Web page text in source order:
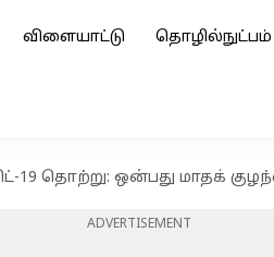
விளையாட்டு தொழில்நுட்பம்
19 தொற்று: ஒன்பது மாதக்
ADVERTISEMENT